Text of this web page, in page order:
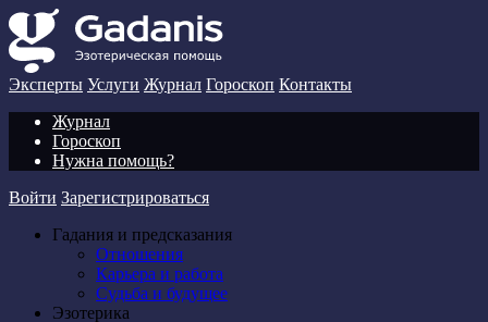
Эксперты Услуги Журнал Гороскоп Контакты
Журнал
Гороскоп
Нужна помощь?
Войти Зарегистрироваться
Гадания и предсказания
Отношения
Карьера и работа
Cудьба и будущее
Эзотерика